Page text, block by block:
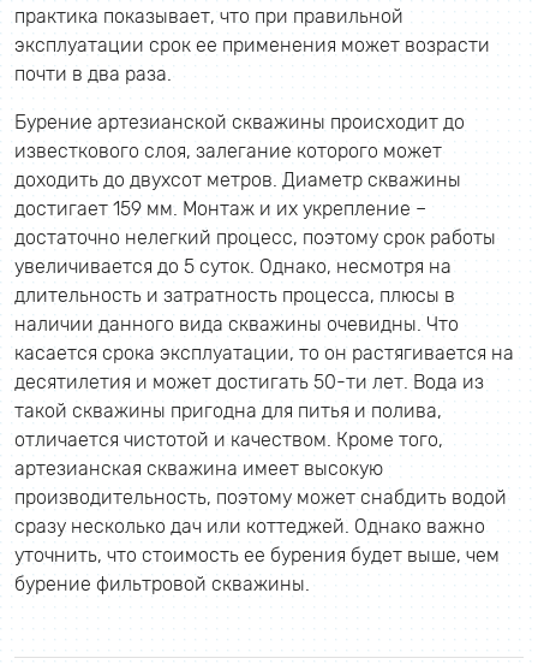
практика показывает, что при правильной
эксплуатации срок ее применения может возрасти
почти в два раза.
Бурение артезианской скважины происходит до
известкового слоя, залегание которого может
доходить до двухсот метров. Диаметр скважины
достигает 159 мм. Монтаж и их укрепление –
достаточно нелегкий процесс, поэтому срок работы
увеличивается до 5 суток. Однако, несмотря на
длительность и затратность процесса, плюсы в
наличии данного вида скважины очевидны. Что
касается срока эксплуатации, то он растягивается на
десятилетия и может достигать 50-ти лет. Вода из
такой скважины пригодна для питья и полива,
отличается чистотой и качеством. Кроме того,
артезианская скважина имеет высокую
производительность, поэтому может снабдить водой
сразу несколько дач или коттеджей. Однако важно
уточнить, что стоимость ее бурения будет выше, чем
бурение фильтровой скважины.